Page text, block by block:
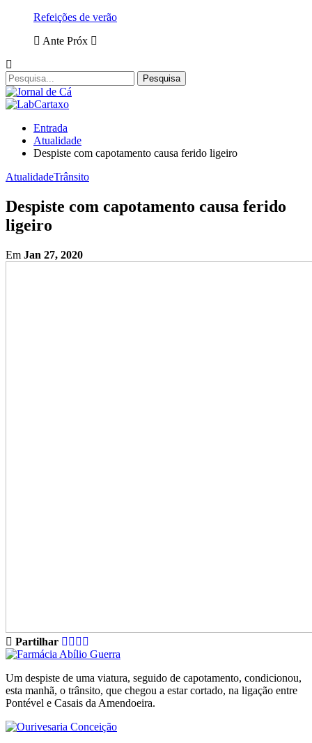
Refeições de verão
Ante Próx
Entrada
Atualidade
Despiste com capotamento causa ferido ligeiro
AtualidadeTrânsito
Despiste com capotamento causa ferido
ligeiro
Em Jan 27, 2020
Partilhar
Um despiste de uma viatura, seguido de capotamento, condicionou,
esta manhã, o trânsito, que chegou a estar cortado, na ligação entre
Pontével e Casais da Amendoeira.